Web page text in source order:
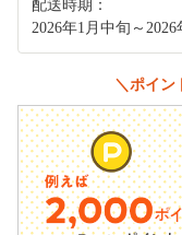
配送時期：
2026年1月中旬～2026
＼ポイン